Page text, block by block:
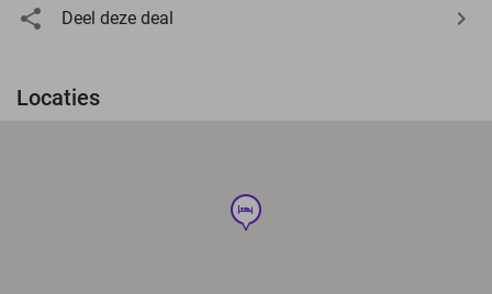
Deel deze deal
Locaties
hotel